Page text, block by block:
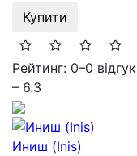
Купити
Рейтинг: 0–0
– 6.3
Иниш (Inis)